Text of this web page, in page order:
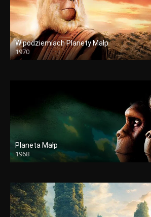
W podziemiach Planety Małp
1970
Planeta Małp
1968